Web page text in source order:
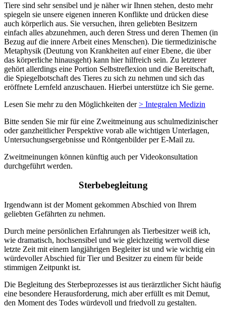
Tiere sind sehr sensibel und je näher wir Ihnen stehen, desto mehr
spiegeln sie unsere eigenen inneren Konflikte und drücken diese
auch körperlich aus. Sie versuchen, ihren geliebten Besitzern
einfach alles abzunehmen, auch deren Stress und deren Themen (in
Bezug auf die innere Arbeit eines Menschen). Die tiermedizinische
Metaphysik (Deutung von Krankheiten auf einer Ebene, die über
das körperliche hinausgeht) kann hier hilfreich sein. Zu letzterer
gehört allerdings eine Portion Selbstreflexion und die Bereitschaft,
die Spiegelbotschaft des Tieres zu sich zu nehmen und sich das
eröffnete Lernfeld anzuschauen. Hierbei unterstütze ich Sie gerne.
Lesen Sie mehr zu den Möglichkeiten der> Integralen Medizin
Bitte senden Sie mir für eine Zweitmeinung aus schulmedizinischer
oder ganzheitlicher Perspektive vorab alle wichtigen Unterlagen,
Untersuchungsergebnisse und Röntgenbilder per E-Mail zu.
Zweitmeinungen können künftig auch per Videokonsultation
durchgeführt werden.
Sterbebegleitung
Irgendwann ist der Moment gekommen Abschied von Ihrem
geliebten Gefährten zu nehmen.
Durch meine persönlichen Erfahrungen als Tierbesitzer weiß ich,
wie dramatisch, hochsensibel und wie gleichzeitig wertvoll diese
letzte Zeit mit einem langjährigen Begleiter ist und wie wichtig ein
würdevoller Abschied für Tier und Besitzer zu einem für beide
stimmigen Zeitpunkt ist.
Die Begleitung des Sterbeprozesses ist aus tierärztlicher Sicht häufig
eine besondere Herausforderung, mich aber erfüllt es mit Demut,
den Moment des Todes würdevoll und friedvoll zu gestalten.